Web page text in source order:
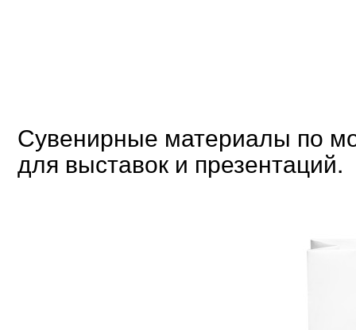
Сувенирные материалы по
для выставок и презентаций.